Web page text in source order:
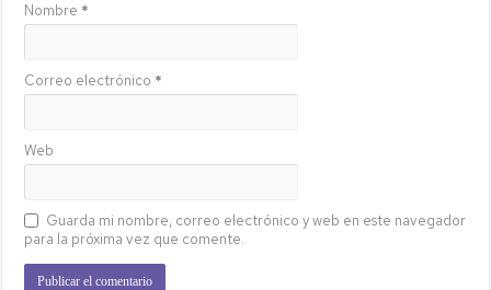
Nombre *
Correo electrónico *
Web
Guarda mi nombre, correo electrónico y web en este navegador
para la próxima vez que comente.